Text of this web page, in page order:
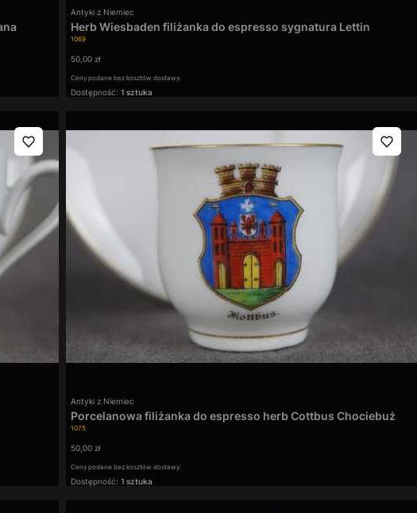
Kod produktu
1069
Herb Wiesbaden filiżanka do espresso sygnatura Lettin
Producent
Antyki z Niemiec
Cena
50,00 zł
Ceny podane bez kosztów dostawy.
Dostępność: 1 sztuka
Kod produktu
1075
Porcelanowa filiżanka do espresso herb Cottbus Chociebuż
Producent
Antyki z Niemiec
Cena
50,00 zł
Ceny podane bez kosztów dostawy.
Dostępność: 1 sztuka